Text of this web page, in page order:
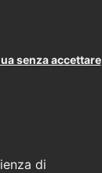
di
senza accettare